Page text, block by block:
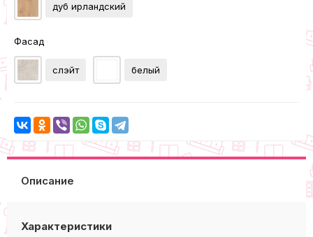
дуб ирландский
Фасад
слэйт белый
Описание
Характеристики